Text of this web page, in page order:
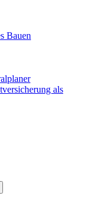
Bauen
als